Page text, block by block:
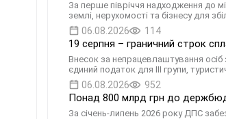
За перше півріччя надходження до
землі, нерухомості та бізнесу для
06.08.2026 114
19 серпня – граничний строк
Внесок за непрацевлаштування осіб
єдиний податок для III групи,
06.08.2026 952
Понад 800 млрд грн до
За січень-липень 2026 року ДПС